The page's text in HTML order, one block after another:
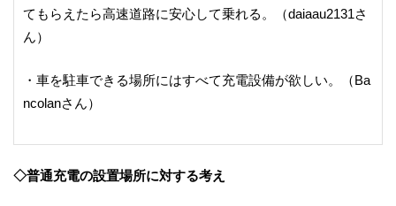
てもらえたら高速道路に安心して乗れる。（daiaau2131さ
ん）
・車を駐車できる場所にはすべて充電設備が欲しい。（Ba
ncolanさん）
◇普通充電の設置場所に対する考え